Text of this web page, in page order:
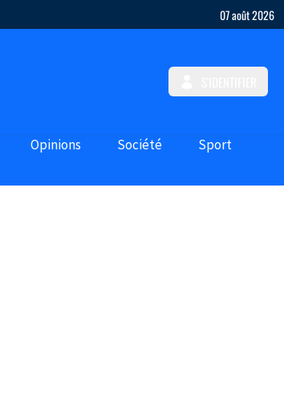
07 août 2026
Opinions Société Sport